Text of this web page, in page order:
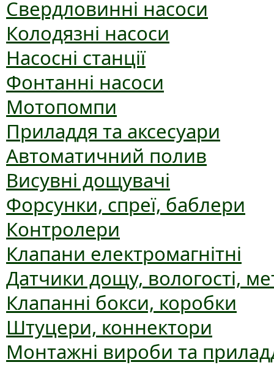
Свердловинні насоси
Колодязні насоси
Насосні станції
Фонтанні насоси
Мотопомпи
Приладдя та аксесуари
Автоматичний полив
Висувні дощувачі
Форсунки, спреї, баблери
Контролери
Клапани електромагнітні
Датчики дощу, вологості,
Клапанні бокси, коробки
Штуцери, коннектори
Монтажні вироби та